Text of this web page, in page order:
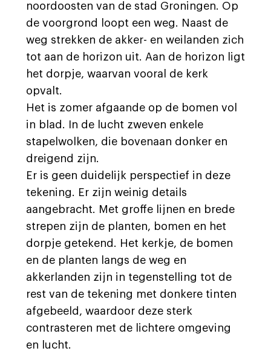
noordoosten van de stad Groningen. Op
de voorgrond loopt een weg. Naast de
weg strekken de akker- en weilanden zich
tot aan de horizon uit. Aan de horizon ligt
het dorpje, waarvan vooral de kerk
opvalt.
Het is zomer afgaande op de bomen vol
in blad. In de lucht zweven enkele
stapelwolken, die bovenaan donker en
dreigend zijn.
Er is geen duidelijk perspectief in deze
tekening. Er zijn weinig details
aangebracht. Met groffe lijnen en brede
strepen zijn de planten, bomen en het
dorpje getekend. Het kerkje, de bomen
en de planten langs de weg en
akkerlanden zijn in tegenstelling tot de
rest van de tekening met donkere tinten
afgebeeld, waardoor deze sterk
contrasteren met de lichtere omgeving
en lucht.